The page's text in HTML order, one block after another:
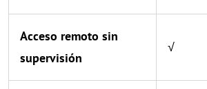
Acceso remoto sin
supervisión
√